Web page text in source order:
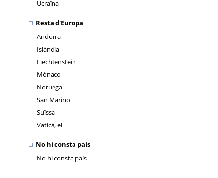
Ucraïna
Resta d'Europa
Andorra
Islàndia
Liechtenstein
Mònaco
Noruega
San Marino
Suïssa
Vaticà, el
No hi consta país
No hi consta país